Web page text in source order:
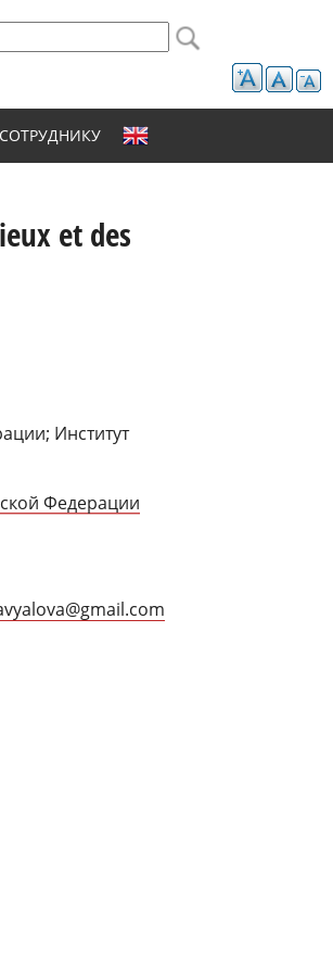
СОТРУДНИКУ
et des
Институт
Федерации